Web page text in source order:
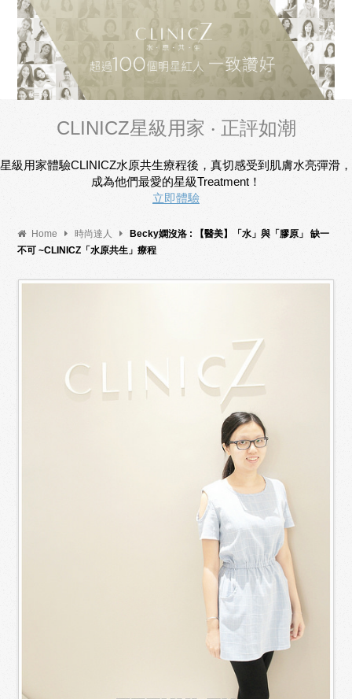
CLINICZ星級用家 ‧ 正評如潮
星級用家體驗CLINICZ水原共生療程後，真切感受到肌膚水亮彈滑，
成為他們最愛的星級Treatment！
立即體驗
Home 時尚達人
Becky嫻沒洛 : 【醫美】「水」與「膠原」 缺一
不可 ~CLINICZ「水原共生」療程